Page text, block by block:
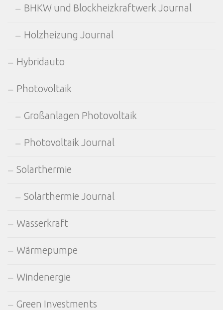
BHKW und Blockheizkraftwerk Journal
Holzheizung Journal
Hybridauto
Photovoltaik
Großanlagen Photovoltaik
Photovoltaik Journal
Solarthermie
Solarthermie Journal
Wasserkraft
Wärmepumpe
Windenergie
Green Investments